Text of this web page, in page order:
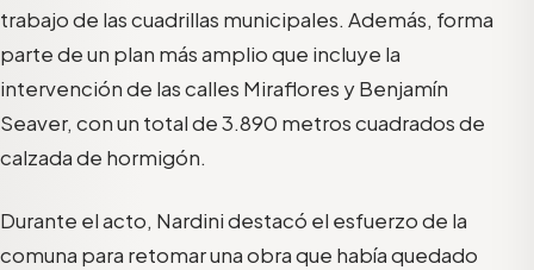
trabajo de las cuadrillas municipales. Además, forma
parte de un plan más amplio que incluye la
intervención de las calles Miraflores y Benjamín
Seaver, con un total de 3.890 metros cuadrados de
calzada de hormigón.
Durante el acto, Nardini destacó el esfuerzo de la
comuna para retomar una obra que había quedado